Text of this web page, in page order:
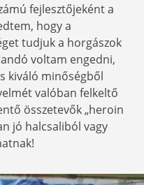
fejlesztőjeként a
hogy a
tudjuk a horgászok
voltam engedni,
kiváló minőségből
valóban felkeltő
összetevők „heroin
jó halcsaliból vagy